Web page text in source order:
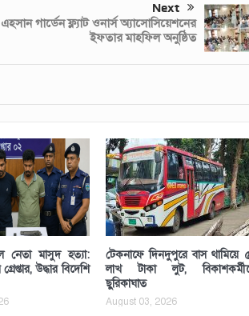
Next
গার্ডেন ফ্ল্যাট ওনার্স অ্যাসোসিয়েশনের
ইফতার মাহফিল অনুষ্ঠিত
নেতা মাসুদ হত্যা:
উদ্ধার বিদেশি
টেকনাফে দিনদুপুরে বাস থামিয়ে
লাখ টাকা লুট,
ছুরিকাঘাত
August 03, 2026